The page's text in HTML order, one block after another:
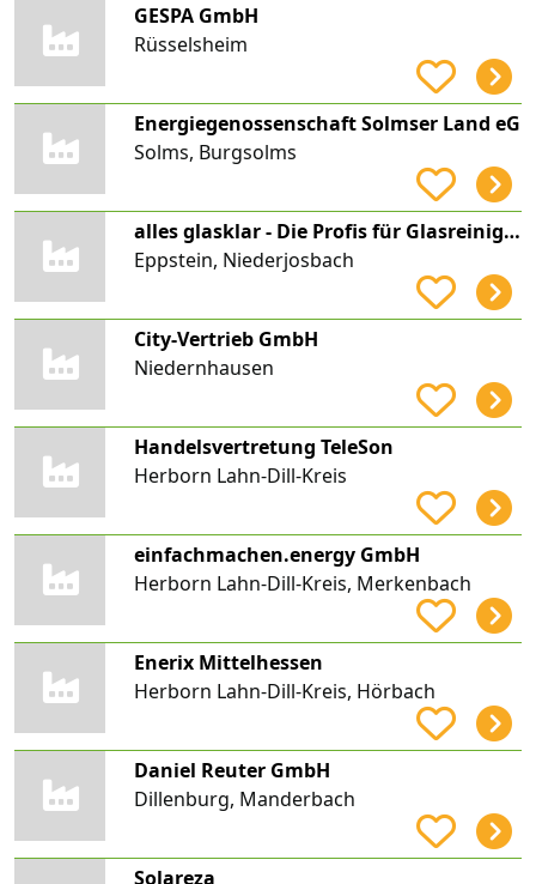
GESPA GmbH
Rüsselsheim
Energiegenossenschaft Solmser Land eG
Solms, Burgsolms
alles glasklar - Die Profis für Glasreinigung & Fensterreinigung
Eppstein, Niederjosbach
City-Vertrieb GmbH
Niedernhausen
Handelsvertretung TeleSon
Herborn Lahn-Dill-Kreis
einfachmachen.energy GmbH
Herborn Lahn-Dill-Kreis, Merkenbach
Enerix Mittelhessen
Herborn Lahn-Dill-Kreis, Hörbach
Daniel Reuter GmbH
Dillenburg, Manderbach
Solareza